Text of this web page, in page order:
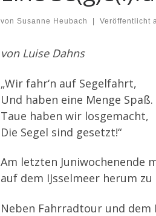
von Susanne Heubach Veröffentlicht
von Luise Dahns
„Wir fahr‘n auf Segelfahrt,
Und haben eine Menge Spaß.
Taue haben wir losgemacht,
Die Segel sind gesetzt!“
Am letzten Juniwochenende
auf dem IJsselmeer herum
Neben Fahrradtour und